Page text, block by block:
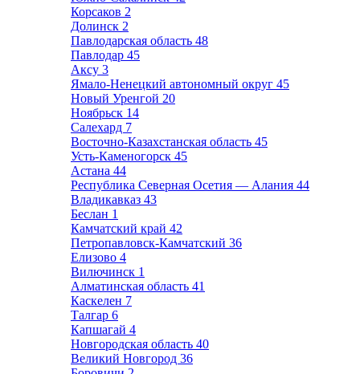
Корсаков 2
Долинск 2
Павлодарская область 48
Павлодар 45
Аксу 3
Ямало-Ненецкий автономный округ 45
Новый Уренгой 20
Ноябрьск 14
Салехард 7
Восточно-Казахстанская область 45
Усть-Каменогорск 45
Астана 44
Республика Северная Осетия — Алания 44
Владикавказ 43
Беслан 1
Камчатский край 42
Петропавловск-Камчатский 36
Елизово 4
Вилючинск 1
Алматинская область 41
Каскелен 7
Талгар 6
Капшагай 4
Новгородская область 40
Великий Новгород 36